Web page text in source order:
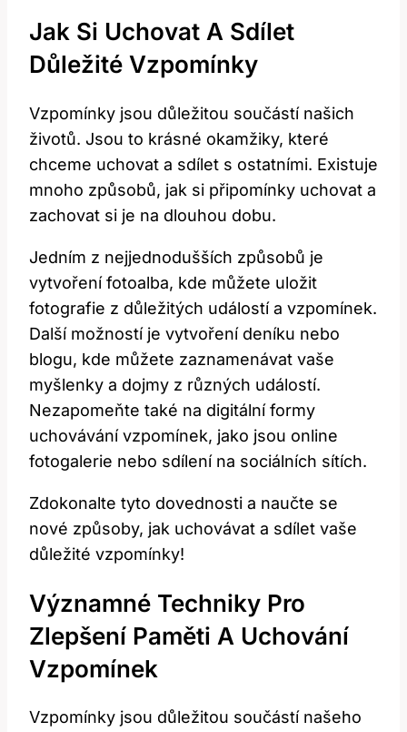
Jak Si Uchovat A Sdílet
Důležité Vzpomínky
Vzpomínky jsou důležitou součástí našich
životů. Jsou to krásné okamžiky, které
chceme uchovat a sdílet s ostatními. Existuje
mnoho způsobů, jak si připomínky uchovat a
zachovat si je na dlouhou dobu.
Jedním z nejjednodušších způsobů je
vytvoření fotoalba, kde můžete uložit
fotografie z důležitých událostí a vzpomínek.
Další možností je vytvoření deníku nebo
blogu, kde můžete zaznamenávat vaše
myšlenky a dojmy z různých událostí.
Nezapomeňte také na digitální formy
uchovávání vzpomínek, jako jsou online
fotogalerie nebo sdílení na sociálních sítích.
Zdokonalte tyto dovednosti a naučte se
nové způsoby, jak uchovávat a sdílet vaše
důležité vzpomínky!
Významné Techniky Pro
Zlepšení Paměti A Uchování
Vzpomínek
Vzpomínky jsou důležitou součástí našeho